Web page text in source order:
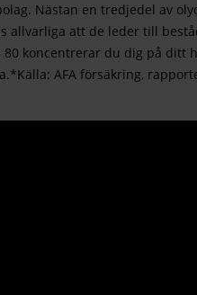
Nästan en tredjedel av
allvarliga att de leder till
80 koncentrerar du dig på ditt
AFA försäkring,